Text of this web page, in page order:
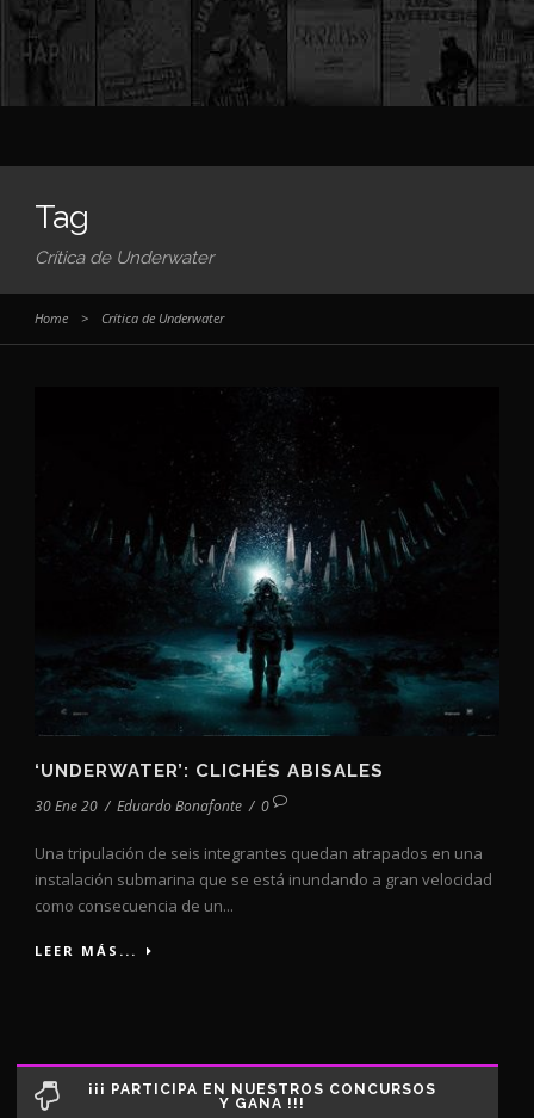
Tag
Crítica de Underwater
Home > Crítica de Underwater
‘UNDERWATER’: CLICHÉS ABISALES
30 Ene 20 / Eduardo Bonafonte / 0
Una tripulación de seis integrantes quedan atrapados en una
instalación submarina que se está inundando a gran velocidad
como consecuencia de un...
LEER MÁS...
¡¡¡ PARTICIPA EN NUESTROS CONCURSOS
Y GANA !!!